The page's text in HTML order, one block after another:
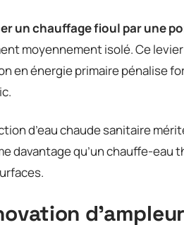
un chauffage fioul par une
moyennement isolé. Ce
en énergie primaire pénalise
d’eau chaude sanitaire
davantage qu’un chauffe-eau